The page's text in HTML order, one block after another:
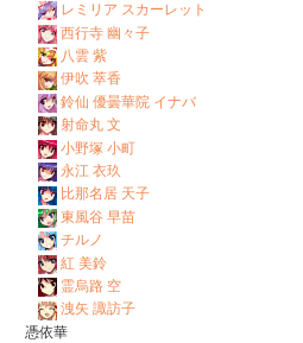
レミリア スカーレット
西行寺 幽々子
八雲 紫
伊吹 萃香
鈴仙 優曇華院 イナバ
射命丸 文
小野塚 小町
永江 衣玖
比那名居 天子
東風谷 早苗
チルノ
紅 美鈴
霊烏路 空
洩矢 諏訪子
憑依華